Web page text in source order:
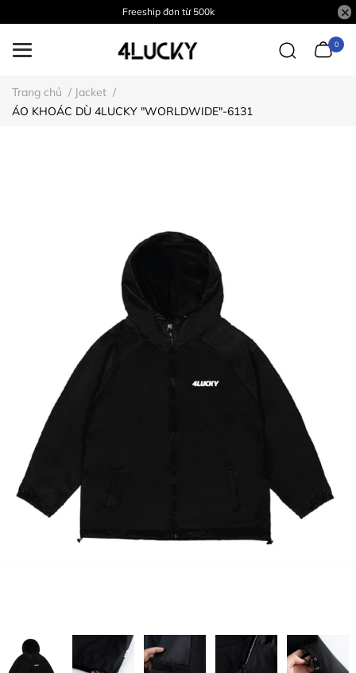
Freeship đơn từ 500k
0
Trang chủ / Jacket /
ÁO KHOÁC DÙ 4LUCKY "WORLDWIDE"-6131